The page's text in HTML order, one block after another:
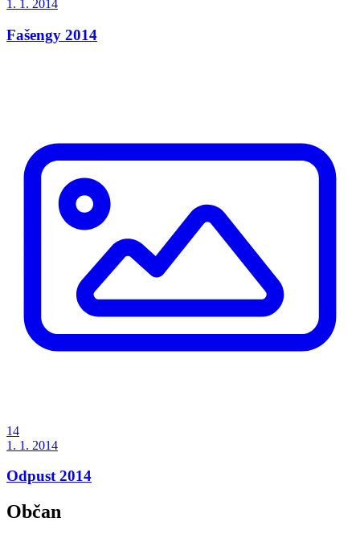
1. 1. 2014
Fašengy 2014
14
1. 1. 2014
Odpust 2014
Občan